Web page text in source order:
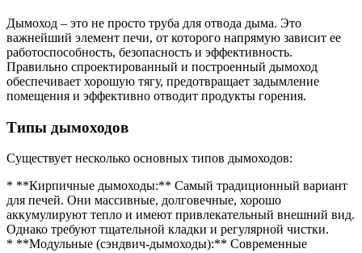
Дымоход – это не просто труба для отвода дыма. Это
важнейший элемент печи, от которого напрямую зависит ее
работоспособность, безопасность и эффективность.
Правильно спроектированный и построенный дымоход
обеспечивает хорошую тягу, предотвращает задымление
помещения и эффективно отводит продукты горения.
Типы дымоходов
Существует несколько основных типов дымоходов:
* **Кирпичные дымоходы:** Самый традиционный вариант
для печей. Они массивные, долговечные, хорошо
аккумулируют тепло и имеют привлекательный внешний вид.
Однако требуют тщательной кладки и регулярной чистки.
* **Модульные (сэндвич-дымоходы):** Современные